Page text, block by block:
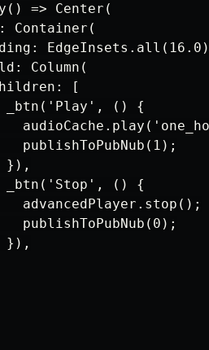
=> Center(
Container(
Column(
[
_btn('Play', () {
publishToPubNub(1);
}),
_btn('Stop', () {
advancedPlayer.stop();
publishToPubNub(0);
}),